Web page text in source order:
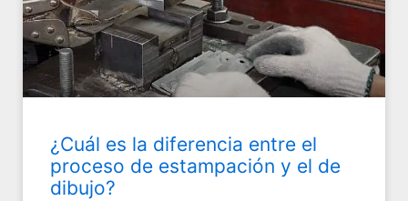
¿Cuál es la diferencia entre el
proceso de estampación y el de
dibujo?